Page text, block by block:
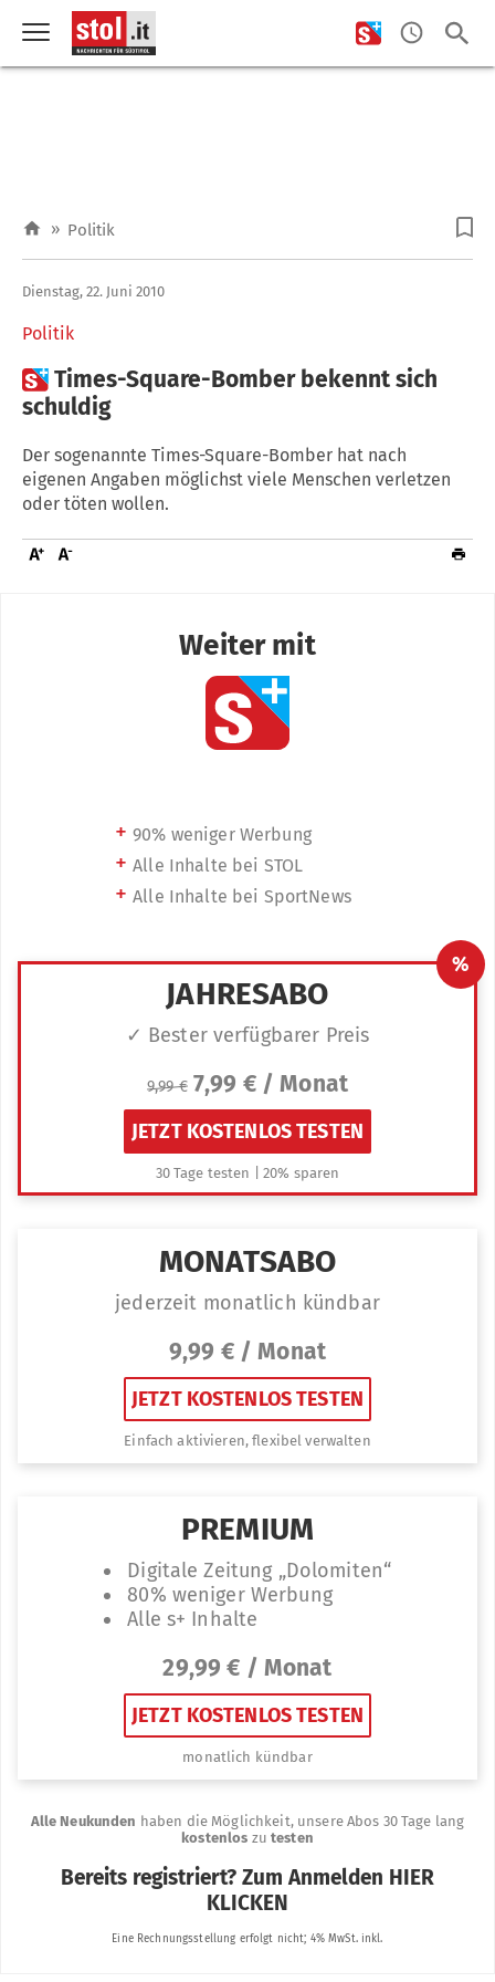
» Politik
Politik
Dienstag, 22. Juni 2010
Times-Square-Bomber bekennt sich
schuldig
Der sogenannte Times-Square-Bomber hat nach
eigenen Angaben möglichst viele Menschen verletzen
oder töten wollen.